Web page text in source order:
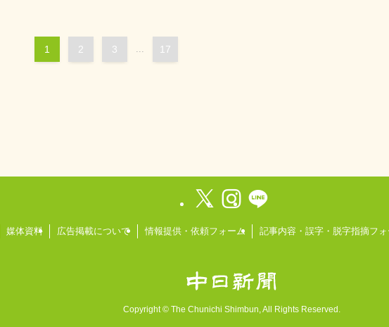
1 2 3 17
媒体資料 広告掲載について 情報提供・依頼フォーム 記事内容・誤字・脱字指摘フ
Copyright ©The Chunichi Shimbun, All Rights Reserved.